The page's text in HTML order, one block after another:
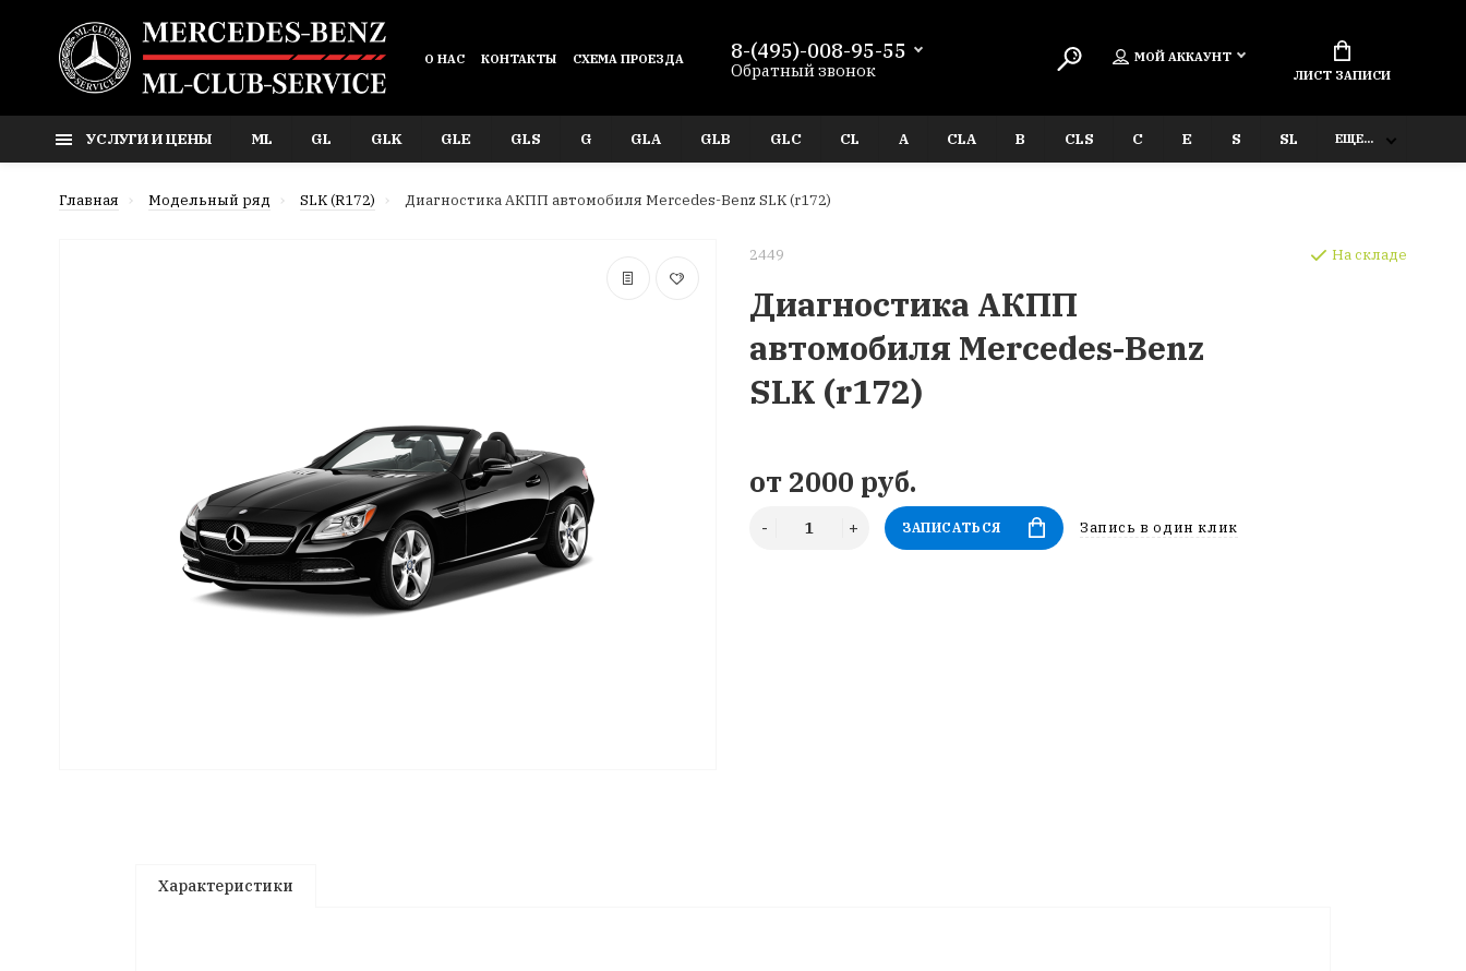
О НАС КОНТАКТЫ СХЕМА ПРОЕЗДА 8-(495)-008-95-55
Обратный звонок
МОЙ АККАУНТ
ЛИСТ ЗАПИСИ
УСЛУГИ И ЦЕНЫ ML GL GLK GLE GLS G GLA GLB GLC CL A CLA B CLS C E S SL ЕЩЕ...
Главная Модельный ряд SLK (R172) Диагностика АКПП автомобиля Mercedes-Benz SLK (r172)
2449
Диагностика АКПП
автомобиля Mercedes-Benz
SLK (r172)
На складе
от 2000 руб.
ЗАПИСАТЬСЯ Запись в один клик
Характеристики